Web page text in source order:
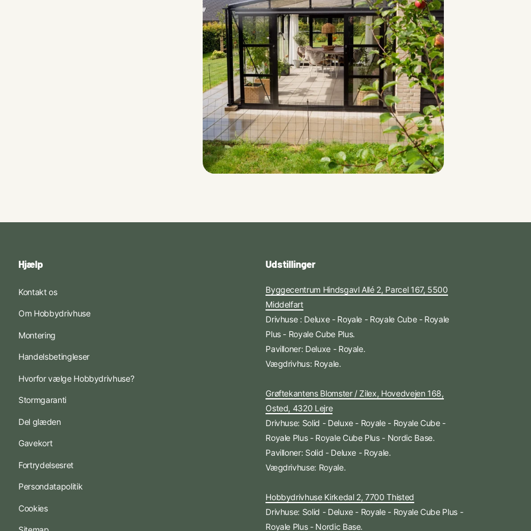
Hjælp
Kontakt os
Om Hobbydrivhuse
Montering
Handelsbetingleser
Hvorfor vælge Hobbydrivhuse?
Stormgaranti
Del glæden
Gavekort
Fortrydelsesret
Persondatapolitik
Cookies
Udstillinger
Byggecentrum Hindsgavl Allé 2, Parcel 167, 5500
Middelfart
Drivhuse : Deluxe - Royale - Royale Cube - Royale
Plus - Royale Cube Plus.
Pavilloner: Deluxe - Royale.
Vægdrivhus: Royale.
Grøftekantens Blomster / Zilex, Hovedvejen 168,
Osted, 4320 Lejre
Drivhuse: Solid - Deluxe - Royale - Royale Cube -
Royale Plus - Royale Cube Plus - Nordic Base.
Pavilloner: Solid - Deluxe - Royale.
Vægdrivhuse: Royale.
Hobbydrivhuse Kirkedal 2, 7700 Thisted
Drivhuse: Solid - Deluxe - Royale - Royale Cube Plus -
Royale Plus - Nordic Base.